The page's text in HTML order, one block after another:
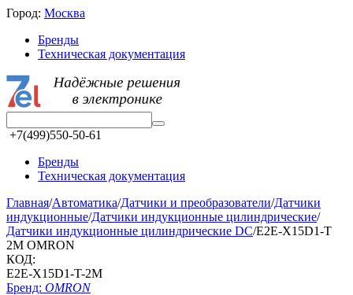
Город: Москва
Бренды
Техническая документация
+7(499)550-50-61
Бренды
Техническая документация
Главная/Автоматика/Датчики и преобразователи/Датчики
индукционные/Датчики индукционные цилиндрические/
Датчики индукционные цилиндрические DC/E2E-X15D1-T
2M OMRON
КОД:
E2E-X15D1-T-2M
Бренд: OMRON